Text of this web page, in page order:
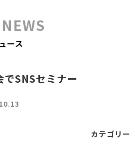
ース
SNSセミナー
カテゴリー